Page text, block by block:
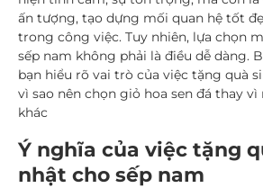
ấn tượng, tạo dựng mối quan hệ tốt
trong công việc. Tuy nhiên, lựa chọn
sếp nam không phải là điều dễ dàng.
bạn hiểu rõ vai trò của việc tặng quà
vì sao nên chọn giỏ hoa sen đá thay
khác
Ý nghĩa của việc tặng
nhật cho sếp nam